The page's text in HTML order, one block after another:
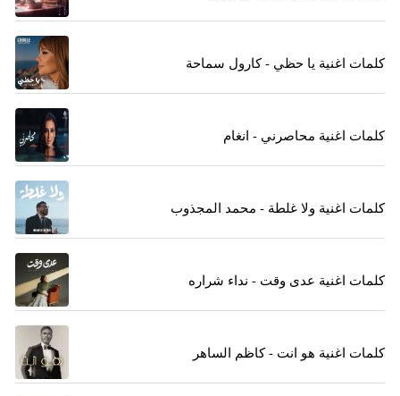
كلمات اغنية يا حظي - كارول سماحة
كلمات اغنية محاصرني - انغام
كلمات اغنية ولا غلطة - محمد المجذوب
كلمات اغنية عدى وقت - نداء شراره
كلمات اغنية هو انت - كاظم الساهر